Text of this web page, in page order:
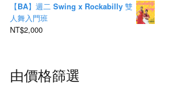
【BA】週二 Swing x Rockabilly 雙
人舞入門班
NT$2,000
由價格篩選